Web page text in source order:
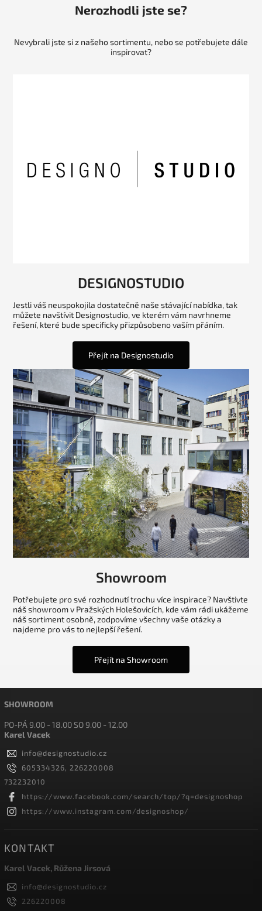
Nerozhodli jste se?
Nevybrali jste si z našeho sortimentu, nebo se potřebujete dále
inspirovat?
DESIGNOSTUDIO
Jestli váš neuspokojila dostatečně naše stávající nabídka, tak
můžete navštívit Designostudio, ve kterém vám navrhneme
řešení, které bude specificky přizpůsobeno vaším přáním.
Přejít na Designostudio
Showroom
Potřebujete pro své rozhodnutí trochu více inspirace? Navštivte
náš showroom v Pražských Holešovicích, kde vám rádi ukážeme
náš sortiment osobně, zodpovíme všechny vaše otázky a
najdeme pro vás to nejlepší řešení.
Přejít na Showroom
SHOWROOM
PO-PÁ 9.00 - 18.00 SO 9.00 - 12.00
Karel Vacek
info@designostudio.cz
605334326, 226220008
732232010
https://www.facebook.com/search/top/?q=designoshop
https://www.instagram.com/designoshop/
KONTAKT
Karel Vacek, Růžena Jirsová
info@designostudio.cz
226220008